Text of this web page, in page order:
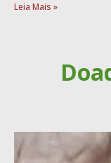
Leia Mais »